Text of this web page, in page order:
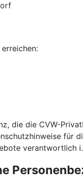
die die CVW-
verantwortlich i.